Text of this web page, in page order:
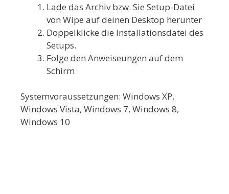
Lade das Archiv bzw. Sie Setup-Datei
von Wipe auf deinen Desktop herunter
Doppelklicke die Installationsdatei des
Setups.
Folge den Anweiseungen auf dem
Schirm
Systemvoraussetzungen: Windows XP,
Windows Vista, Windows 7, Windows 8,
Windows 10